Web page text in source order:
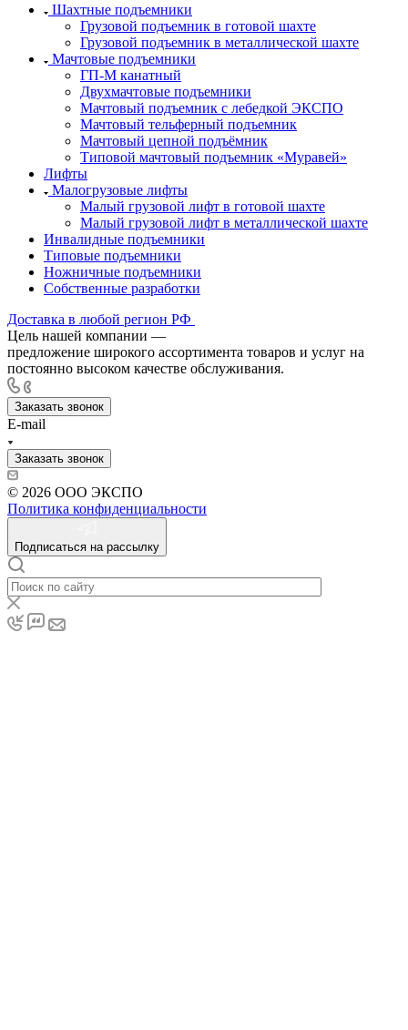
Шахтные подъемники
Грузовой подъемник в готовой шахте
Грузовой подъемник в металлической шахте
Мачтовые подъемники
ГП-М канатный
Двухмачтовые подъемники
Мачтовый подъемник с лебедкой ЭКСПО
Мачтовый тельферный подъемник
Мачтовый цепной подъёмник
Типовой мачтовый подъемник «Муравей»
Лифты
Малогрузовые лифты
Малый грузовой лифт в готовой шахте
Малый грузовой лифт в металлической шахте
Инвалидные подъемники
Типовые подъемники
Ножничные подъемники
Собственные разработки
Доставка в любой регион РФ
Цель нашей компании —
предложение широкого ассортимента товаров и услуг на
постоянно высоком качестве обслуживания.
Заказать звонок
E-mail
Заказать звонок
© 2026 ООО ЭКСПО
Политика конфиденциальности
Подписаться на рассылку